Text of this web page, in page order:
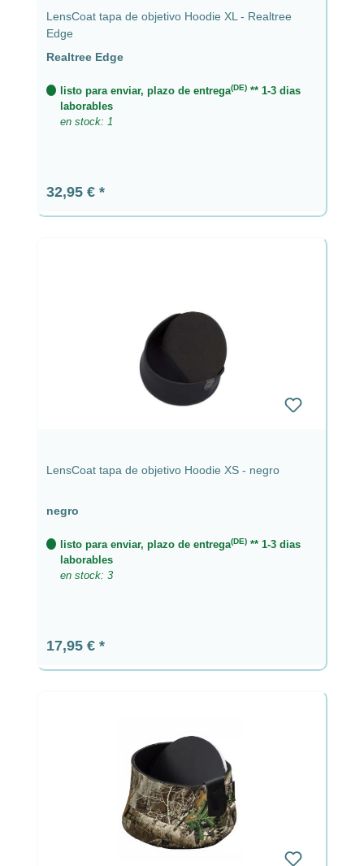
LensCoat tapa de objetivo Hoodie XL - Realtree
Edge
Realtree Edge
listo para enviar, plazo de entrega(DE) ** 1-3 dias
laborables
en stock: 1
Precio normal:
32,95 €
LensCoat tapa de objetivo Hoodie XS - negro
negro
listo para enviar, plazo de entrega(DE) ** 1-3 dias
laborables
en stock: 3
Precio normal:
17,95 €